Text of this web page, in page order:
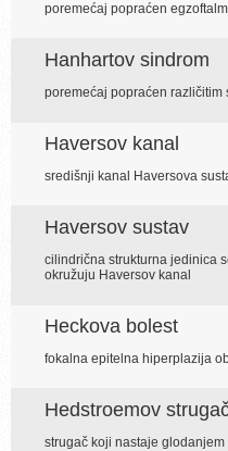
poremećaj popraćen
Hanhartov sindrom
poremećaj popraćen
Haversov kanal
središnji kanal Haversova
Haversov sustav
cilindrična strukturna jedinica
okružuju Haversov kanal
Heckova bolest
fokalna epitelna hiperplazija
Hedstroemov
strugač koji nastaje